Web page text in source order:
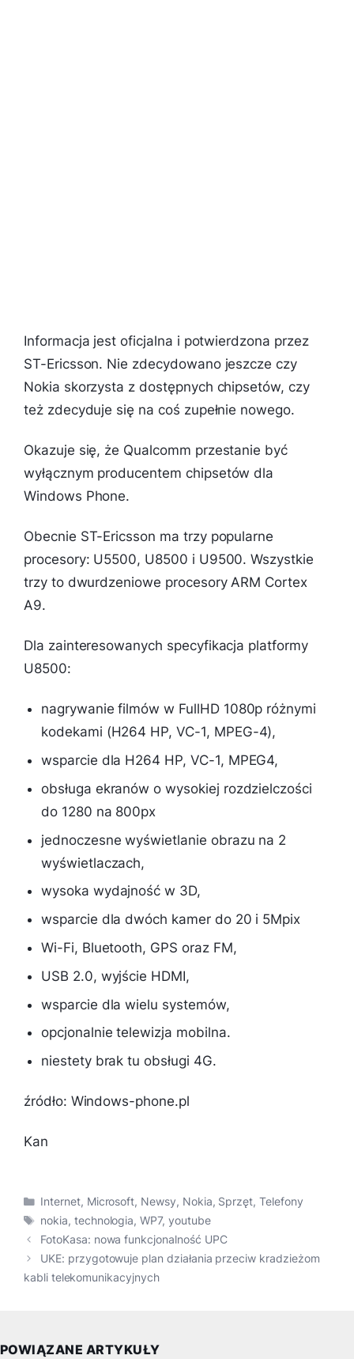
Informacja jest oficjalna i potwierdzona przez
ST-Ericsson. Nie zdecydowano jeszcze czy
Nokia skorzysta z dostępnych chipsetów, czy
też zdecyduje się na coś zupełnie nowego.
Okazuje się, że Qualcomm przestanie być
wyłącznym producentem chipsetów dla
Windows Phone.
Obecnie ST-Ericsson ma trzy popularne
procesory: U5500, U8500 i U9500. Wszystkie
trzy to dwurdzeniowe procesory ARM Cortex
A9.
Dla zainteresowanych specyfikacja platformy
U8500:
nagrywanie filmów w FullHD 1080p różnymi
kodekami (H264 HP, VC-1, MPEG-4),
wsparcie dla H264 HP, VC-1, MPEG4,
obsługa ekranów o wysokiej rozdzielczości
do 1280 na 800px
jednoczesne wyświetlanie obrazu na 2
wyświetlaczach,
wysoka wydajność w 3D,
wsparcie dla dwóch kamer do 20 i 5Mpix
Wi-Fi, Bluetooth, GPS oraz FM,
USB 2.0, wyjście HDMI,
wsparcie dla wielu systemów,
opcjonalnie telewizja mobilna.
niestety brak tu obsługi 4G.
źródło: Windows-phone.pl
Kan
Kategorie
Internet, Microsoft, Newsy, Nokia, Sprzęt,Telefony
Tagi
nokia, technologia,WP7, youtube
FotoKasa: nowa funkcjonalność UPC
UKE: przygotowuje plan działania przeciw kradzieżom
kabli telekomunikacyjnych
POWIĄZANE ARTYKUŁY